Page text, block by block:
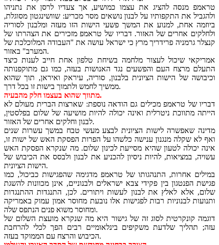
טראמפ מנסה להציג את עצמו כמושיע, אך צעדיו לרסן את נתניהו
ולהגביל את התקפותיו על לבנון נושאים מסר מכריע: שוושינגטון מסוגלת,
ביוזמה אחת, למנוע את המשך פשעי הישות הזו מעזה ומלבנון לסוריה
ולחלקים אחרים של האזור. דבריו של טראמפ מזכירים את הצהרתו של
קנצלר גרמניה פרידריך מרץ כי ישראל עושה את "העבודה המלוכלכת של
המערב" באזור.
אמריקאי שיכול לעצור מלחמה בשיחת טלפון אחת חייב לענות כיצד
התעלם מרצח העם והפשעים נגד האנושות בעזה, כמו גם מתוקפנותה
וכיבושה של הישות הציונית בלבנון, סוריה, עיראק ואיראן, תוך שהוא
ממשיך לחמש ולתמוך בישות זו בכל דרך.
מתווך שהוא בעצמו חלק מהבעיה.
דבריו של טראמפ מכילים גם הודאה נוספת: שארצות הברית מעולם לא
הייתה מתווכת ניטרלית ואינה יכולה להיות מושיעה של שלום בפלסטין,
לבנון וחלקים אחרים של האזור.
מדינה שאפשרה לישות הציונית לבצע מעשי טבח במשך עשרות שנים
ואף לא שקלה מנגנון ענישה כלשהו על הפרות הפסקת האש של ישות זו,
אינה יכולה לטעון שהיא מסייעת לכינון שלום. מה שנקרא הפסקת האש
עשויה, במציאות, להיות ניסיון להכניע את לבנון ולבסס את הכיבוש של
הישות הציונית.
במילים אחרות, התנהגותו של טראמפ מדגימה שהפגישות כביכול, כמו
פגישת הפנטגון בין פקידי צבא ישראלים ולבנוניים, אינן מכוונות להשגת
שלום, אלא לאלץ את לבנון לעשות ויתורים. לכן, התנגדות ההתנגדות
ותנועות לבנוניות רבות לפגישות אלו נובעת מחוסר אמון עמוק באמריקה
ומחוסר משוא פנים הנתפס שלה.
דוגמה קונקרטית לסוג זה של גישור היא מה שנקרא מועצת השלום של
עזה; תהליך שלדעת משקיפים בינלאומיים רבים הפך לכלי להרחבת
הכיבוש והרצח עם הממוקד בעזה.